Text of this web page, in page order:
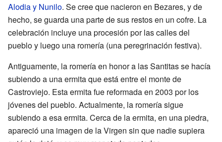
Alodia y Nunilo. Se cree que nacieron en Bezares, y de
hecho, se guarda una parte de sus restos en un cofre. La
celebración incluye una procesión por las calles del
pueblo y luego una romería (una peregrinación festiva).
Antiguamente, la romería en honor a las Santitas se hacía
subiendo a una ermita que está entre el monte de
Castroviejo. Esta ermita fue reformada en 2003 por los
jóvenes del pueblo. Actualmente, la romería sigue
subiendo a esa ermita. Cerca de la ermita, en una piedra,
apareció una imagen de la Virgen sin que nadie supiera